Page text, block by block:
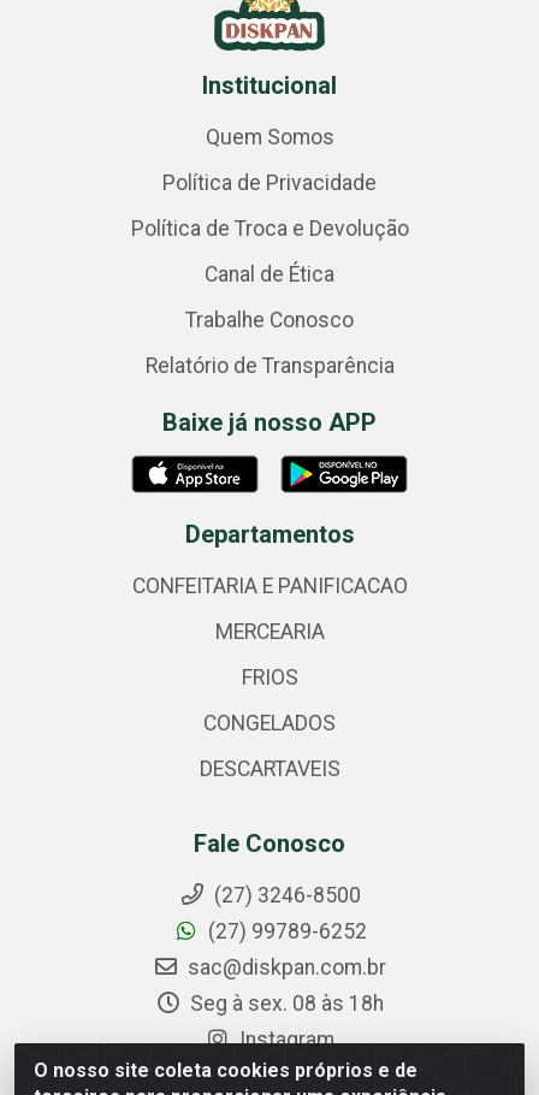
O nosso site coleta cookies próprios e de
Institucional
Quem Somos
Política de Privacidade
Política de Troca e Devolução
Canal de Ética
Trabalhe Conosco
Relatório de Transparência
Baixe já nosso APP
Departamentos
CONFEITARIA E PANIFICACAO
MERCEARIA
FRIOS
CONGELADOS
DESCARTAVEIS
Fale Conosco
(27) 3246-8500
(27) 99789-6252
sac@diskpan.com.br
Seg à sex. 08 às 18h
Instagram
Facebook